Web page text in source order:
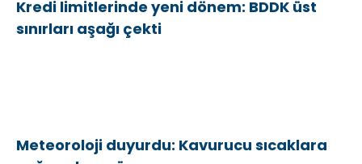
Kredi limitlerinde yeni dönem: BDDK üst
sınırları aşağı çekti
Meteoroloji duyurdu: Kavurucu sıcaklara